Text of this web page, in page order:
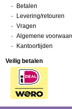
Betalen
Levering/retouren
Vragen
Algemene
Kantoortijden
Veilig betalen